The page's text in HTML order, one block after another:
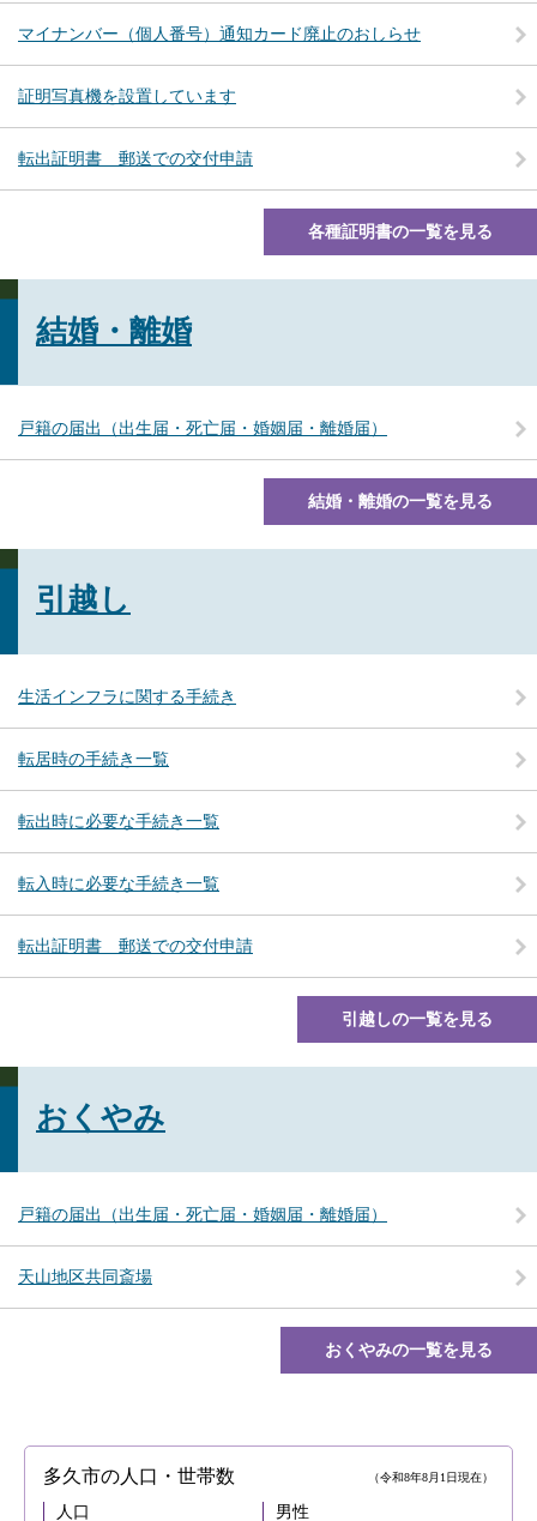
マイナンバー（個人番号）通知カード廃止のおしらせ
証明写真機を設置しています
転出証明書 郵送での交付申請
各種証明書の一覧を見る
結婚・離婚
戸籍の届出（出生届・死亡届・婚姻届・離婚届）
結婚・離婚の一覧を見る
引越し
生活インフラに関する手続き
転居時の手続き一覧
転出時に必要な手続き一覧
転入時に必要な手続き一覧
転出証明書 郵送での交付申請
引越しの一覧を見る
おくやみ
戸籍の届出（出生届・死亡届・婚姻届・離婚届）
天山地区共同斎場
おくやみの一覧を見る
多久市の人口・世帯数 （令和8年8月1日現在）
人口 男性